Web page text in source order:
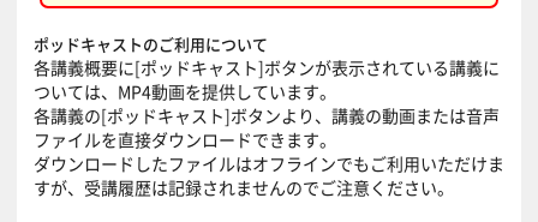
ポッドキャストのご利用について
各講義概要に[ポッドキャスト]ボタンが表示されている講義に
ついては、MP4動画を提供しています。
各講義の[ポッドキャスト]ボタンより、講義の動画または音声
ファイルを直接ダウンロードできます。
ダウンロードしたファイルはオフラインでもご利用いただけま
すが、受講履歴は記録されませんのでご注意ください。